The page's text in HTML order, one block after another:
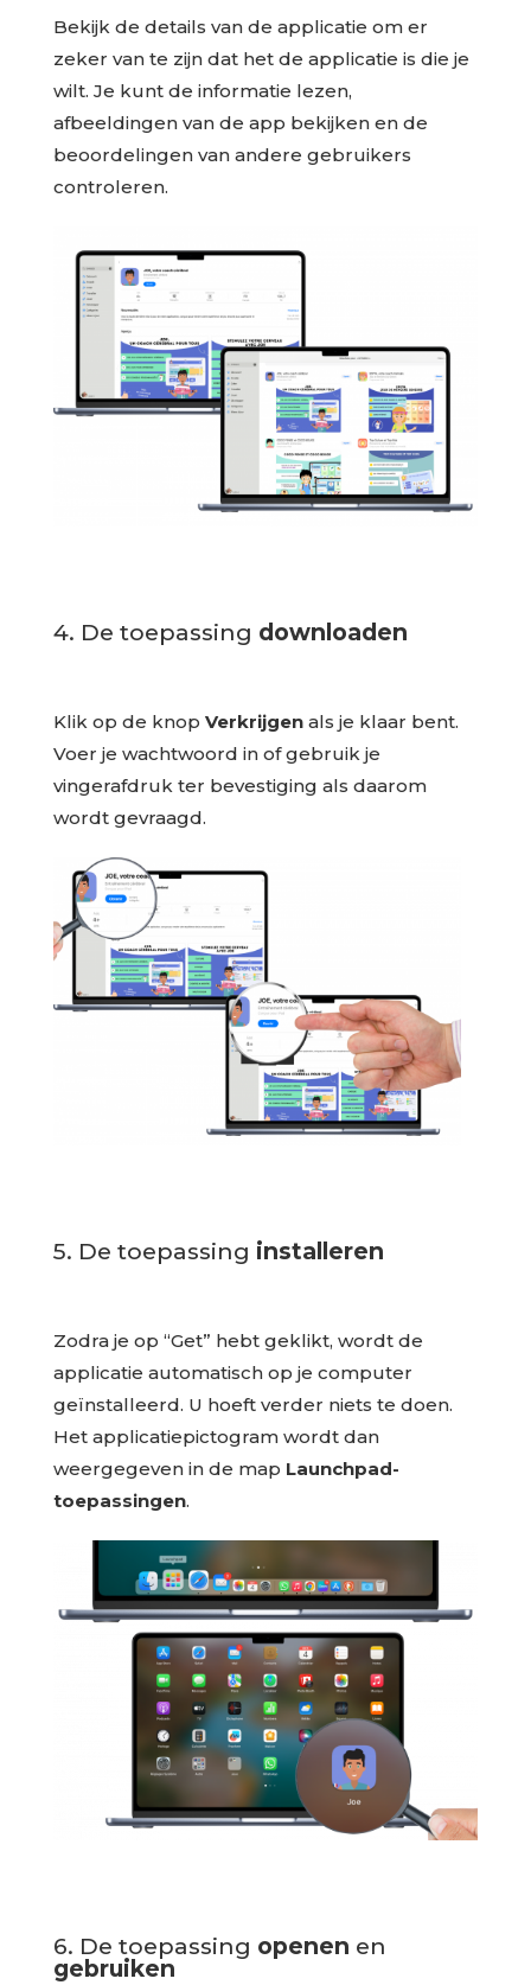
Bekijk de details van de applicatie om er
zeker van te zijn dat het de applicatie is die je
wilt. Je kunt de informatie lezen,
afbeeldingen van de app bekijken en de
beoordelingen van andere gebruikers
controleren.
4. De toepassing downloaden
Klik op de knop Verkrijgenals je klaar bent.
Voer je wachtwoord in of gebruik je
vingerafdruk ter bevestiging als daarom
wordt gevraagd.
5. De toepassing installeren
Zodra je op “Get” hebt geklikt, wordt de
applicatie automatisch op je computer
geïnstalleerd. U hoeft verder niets te doen.
Het applicatiepictogram wordt dan
weergegeven in de map Launchpad-
toepassingen.
6. De toepassing openen en
gebruiken